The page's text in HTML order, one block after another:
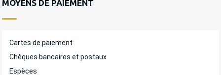
MOYENS DE PAIEMENT
Cartes de paiement
Chèques bancaires et postaux
Espèces